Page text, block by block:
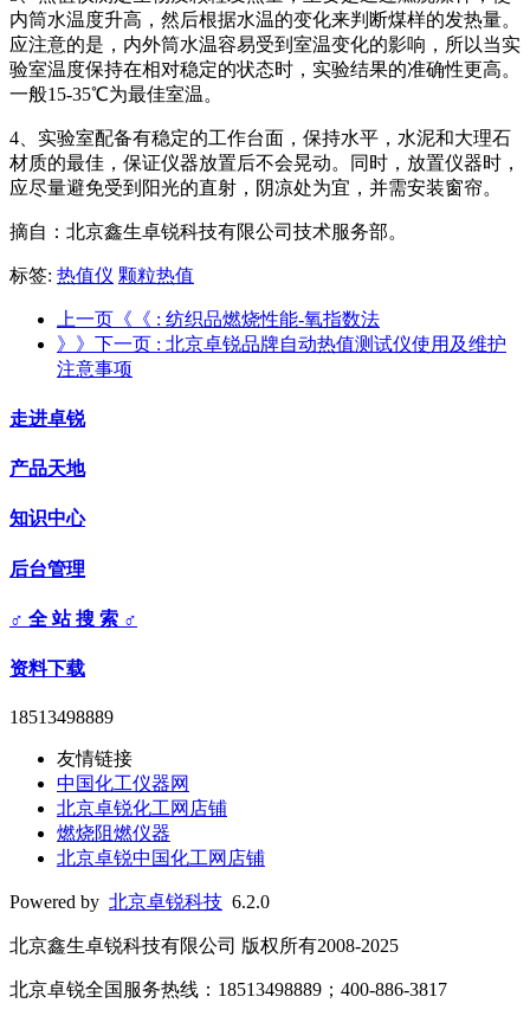
内筒水温度升高，然后根据水温的变化来判断煤样的发热量。
应注意的是，内外筒水温容易受到室温变化的影响，所以当实
验室温度保持在相对稳定的状态时，实验结果的准确性更高。
一般15-35℃为最佳室温。
4、实验室配备有稳定的工作台面，保持水平，水泥和大理石
材质的最佳，保证仪器放置后不会晃动。同时，放置仪器时，
应尽量避免受到阳光的直射，阴凉处为宜，并需安装窗帘。
摘自：北京鑫生卓锐科技有限公司技术服务部。
标签: 热值仪 颗粒热值
上一页《《 : 纺织品燃烧性能-氧指数法
》》下一页 : 北京卓锐品牌自动热值测试仪使用及维护
注意事项
走进卓锐
产品天地
知识中心
后台管理
♂ 全 站 搜 索 ♂
资料下载
18513498889
友情链接
中国化工仪器网
北京卓锐化工网店铺
燃烧阻燃仪器
北京卓锐中国化工网店铺
Powered by 北京卓锐科技 6.2.0
北京鑫生卓锐科技有限公司 版权所有2008-2025
北京卓锐全国服务热线：18513498889；400-886-3817